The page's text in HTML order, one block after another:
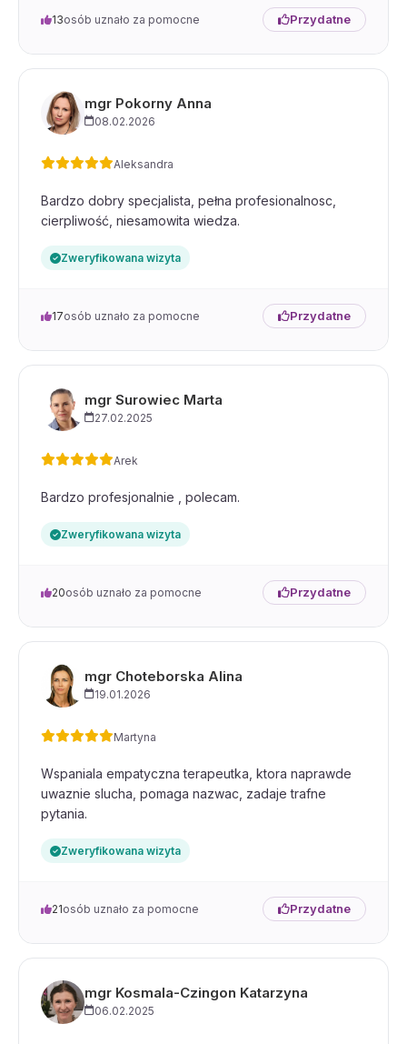
13osób uznało za pomocne Przydatne
mgr Pokorny Anna
08.02.2026
Aleksandra
Bardzo dobry specjalista, pełna profesionalnosc,
cierpliwość, niesamowita wiedza.
Zweryfikowana wizyta
17osób uznało za pomocne Przydatne
mgr Surowiec Marta
27.02.2025
Arek
Bardzo profesjonalnie , polecam.
Zweryfikowana wizyta
20osób uznało za pomocne Przydatne
mgr Choteborska Alina
19.01.2026
Martyna
Wspaniala empatyczna terapeutka, ktora naprawde
uwaznie slucha, pomaga nazwac, zadaje trafne
pytania.
Zweryfikowana wizyta
21osób uznało za pomocne Przydatne
mgr Kosmala-Czingon Katarzyna
06.02.2025